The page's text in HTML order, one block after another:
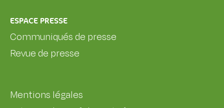
ESPACE PRESSE
Communiqués de presse
Revue de presse
Mentions légales